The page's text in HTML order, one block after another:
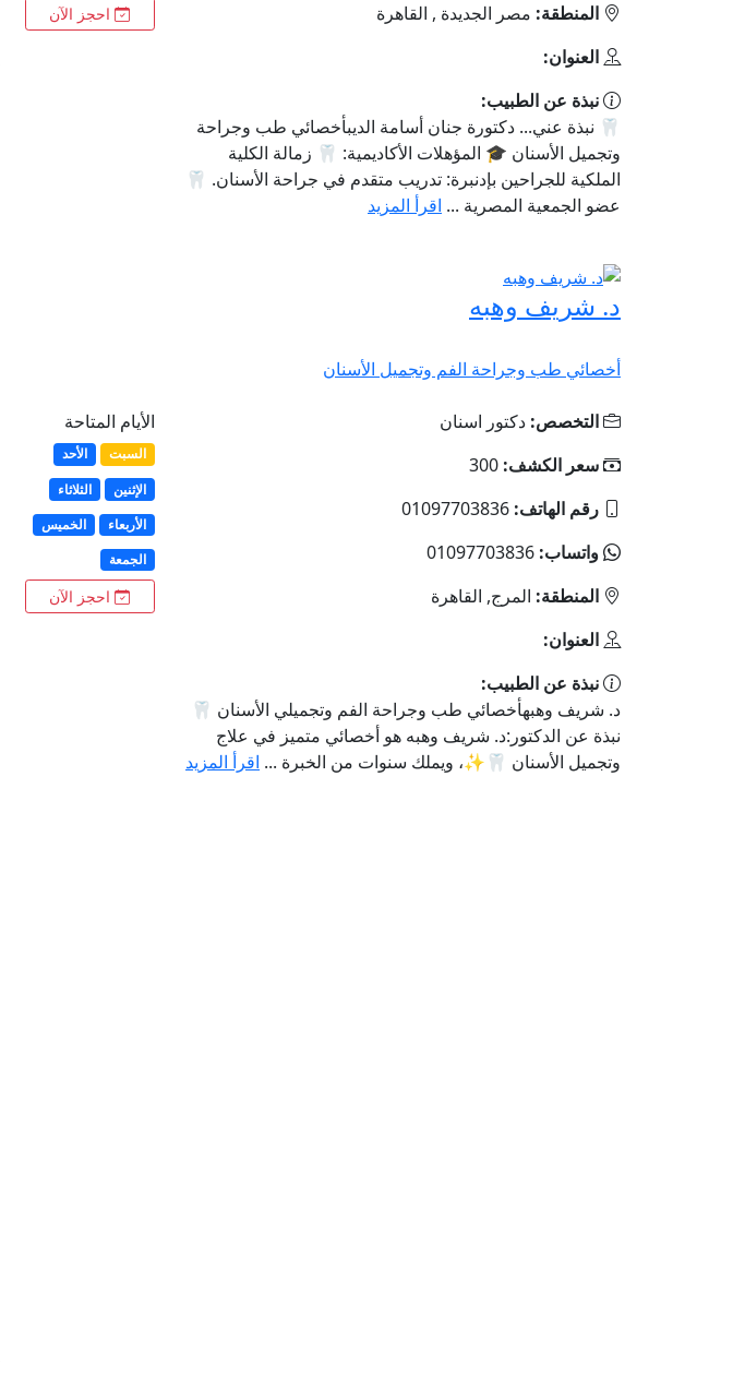
المنطقة: مصر الجديدة , القاهرة
العنوان:
نبذة عن الطبيب:
🦷 نبذة عني... دكتورة جنان أسامة الديبأخصائي طب وجراحة
وتجميل الأسنان 🎓 المؤهلات الأكاديمية: 🦷 زمالة الكلية
الملكية للجراحين بإدنبرة: تدريب متقدم في جراحة الأسنان. 🦷
عضو الجمعية المصرية ... اقرأ المزيد
احجز الآن
د. شريف وهبه
أخصائي طب وجراحة الفم وتجميل الأسنان
التخصص: دكتور اسنان
سعر الكشف: 300
رقم الهاتف: 01097703836
واتساب: 01097703836
المنطقة: المرج, القاهرة
العنوان:
نبذة عن الطبيب:
د. شريف وهبهأخصائي طب وجراحة الفم وتجميلي الأسنان 🦷
نبذة عن الدكتور:د. شريف وهبه هو أخصائي متميز في علاج
وتجميل الأسنان 🦷✨، ويملك سنوات من الخبرة ... اقرأ المزيد
الأيام المتاحة
السبت
الأحد
الإثنين
الثلاثاء
الأربعاء
الخميس
الجمعة
احجز الآن